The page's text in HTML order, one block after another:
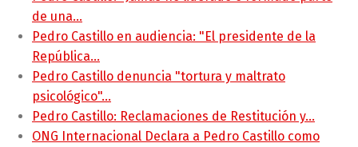
de una…
Pedro Castillo en audiencia: "El presidente de la
República…
Pedro Castillo denuncia "tortura y maltrato
psicológico"…
Pedro Castillo: Reclamaciones de Restitución y…
ONG Internacional Declara a Pedro Castillo como